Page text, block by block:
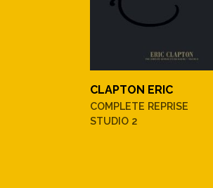
CLAPTON ERIC
COMPLETE REPRISE
STUDIO 2